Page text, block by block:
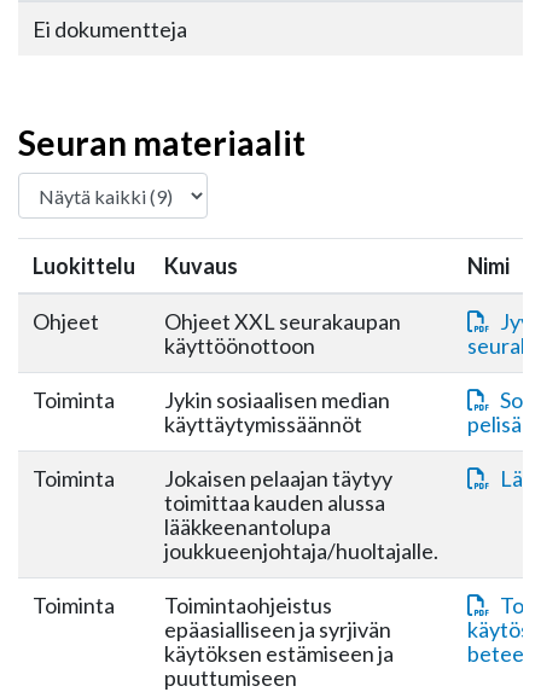
Ei dokumentteja
Seuran materiaalit
Luokittelu Kuvaus Nimi
Ohjeet
Ohjeet XXL seurakaupan
käyttöönottoon
Toiminta
Jykin sosiaalisen median
käyttäytymissäännöt
Toiminta
Jokaisen pelaajan täytyy
toimittaa kauden alussa
lääkkeenantolupa
joukkueenjohtaja/huoltajalle.
Toiminta
Toimintaohjeistus
epäasialliseen ja syrjivän
käytöksen estämiseen ja
puuttumiseen